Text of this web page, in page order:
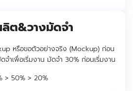
ต&วางมัดจำ
หรือขอตัวอย่างจริง (Mockup) ก่อน
จำเพื่อเริ่มงาน มัดจำ 30% ก่อนเริ่มงาน
> 50% > 20%